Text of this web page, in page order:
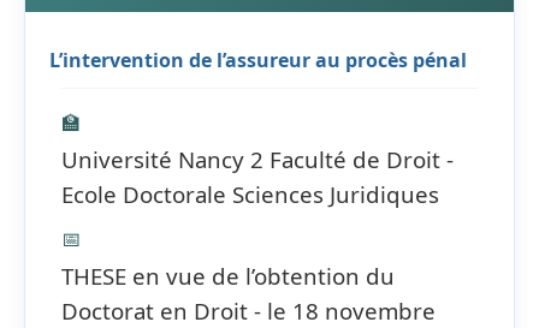
L’intervention de l’assureur au procès pénal
🏫
Université Nancy 2 Faculté de Droit -
Ecole Doctorale Sciences Juridiques
📅
THESE en vue de l’obtention du
Doctorat en Droit - le 18 novembre